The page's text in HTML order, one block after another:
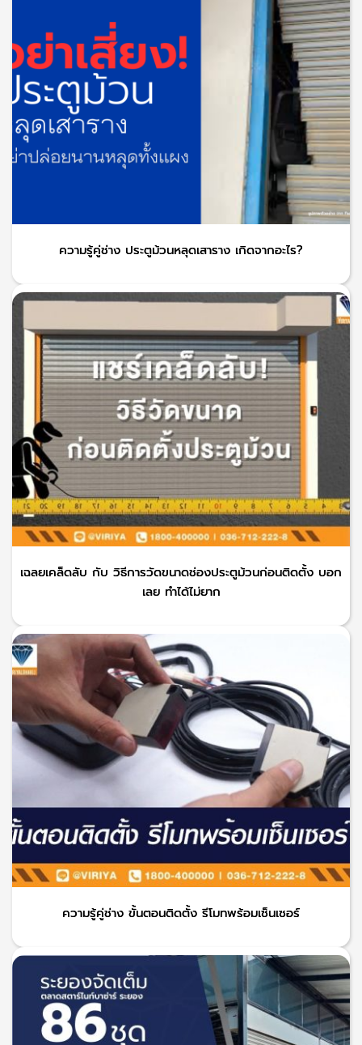
ความรู้คู่ช่าง ประตูม้วนหลุดเสาราง เกิดจากอะไร?
เฉลยเคล็ดลับ กับ วิธีการวัดขนาดช่องประตูม้วนก่อนติดตั้ง บอก
เลย ทำได้ไม่ยาก
ความรู้คู่ช่าง ขั้นตอนติดตั้ง รีโมทพร้อมเซ็นเซอร์